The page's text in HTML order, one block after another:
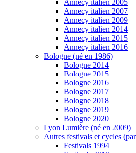
Annecy italien 2005
Annecy italien 2007
Annecy italien 2009
Annecy italien 2014
Annecy italien 2015
Annecy italien 2016
Bologne (né en 1986)
Bologne 2014
Bologne 2015
Bologne 2016
Bologne 2017
Bologne 2018
Bologne 2019
Bologne 2020
Lyon Lumière (né en 2009)
Autres festivals et cycles
Festivals 1994